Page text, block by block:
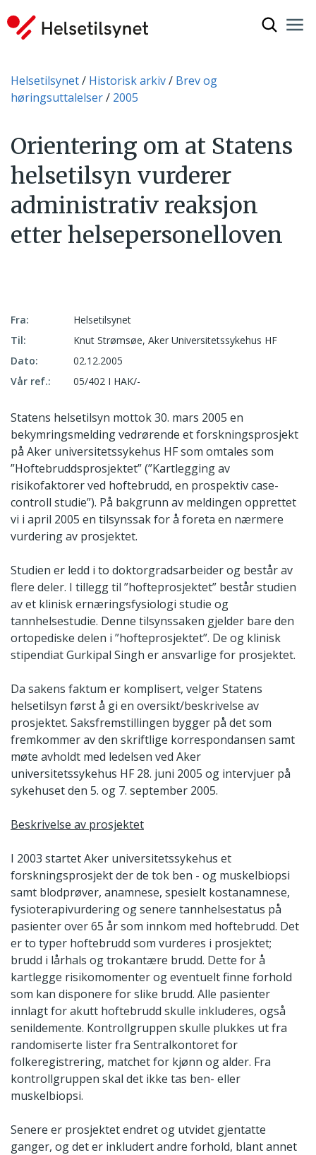
Du er her:
Helsetilsynet Historisk arkiv
Brev og
høringsuttalelser
2005
Orientering om at Statens
helsetilsyn vurderer
administrativ reaksjon
etter helsepersonelloven
Fra:
Helsetilsynet
Til:
Knut Strømsøe, Aker Universitetssykehus HF
Dato:
02.12.2005
Vår ref.:
05/402 I HAK/-
Statens helsetilsyn mottok 30. mars 2005 en
bekymringsmelding vedrørende et forskningsprosjekt
på Aker universitetssykehus HF som omtales som
”Hoftebruddsprosjektet” (”Kartlegging av
risikofaktorer ved hoftebrudd, en prospektiv case-
controll studie”). På bakgrunn av meldingen opprettet
vi i april 2005 en tilsynssak for å foreta en nærmere
vurdering av prosjektet.
Studien er ledd i to doktorgradsarbeider og består av
flere deler. I tillegg til ”hofteprosjektet” består studien
av et klinisk ernæringsfysiologi studie og
tannhelsestudie. Denne tilsynssaken gjelder bare den
ortopediske delen i ”hofteprosjektet”. De og klinisk
stipendiat Gurkipal Singh er ansvarlige for prosjektet.
Da sakens faktum er komplisert, velger Statens
helsetilsyn først å gi en oversikt/beskrivelse av
prosjektet. Saksfremstillingen bygger på det som
fremkommer av den skriftlige korrespondansen samt
møte avholdt med ledelsen ved Aker
universitetssykehus HF 28. juni 2005 og intervjuer på
sykehuset den 5. og 7. september 2005.
Beskrivelse av prosjektet
I 2003 startet Aker universitetssykehus et
forskningsprosjekt der de tok ben - og muskelbiopsi
samt blodprøver, anamnese, spesielt kostanamnese,
fysioterapivurdering og senere tannhelsestatus på
pasienter over 65 år som innkom med hoftebrudd. Det
er to typer hoftebrudd som vurderes i prosjektet;
brudd i lårhals og trokantære brudd. Dette for å
kartlegge risikomomenter og eventuelt finne forhold
som kan disponere for slike brudd. Alle pasienter
innlagt for akutt hoftebrudd skulle inkluderes, også
senildemente. Kontrollgruppen skulle plukkes ut fra
randomiserte lister fra Sentralkontoret for
folkeregistrering, matchet for kjønn og alder. Fra
kontrollgruppen skal det ikke tas ben- eller
muskelbiopsi.
Senere er prosjektet endret og utvidet gjentatte
ganger, og det er inkludert andre forhold, blant annet